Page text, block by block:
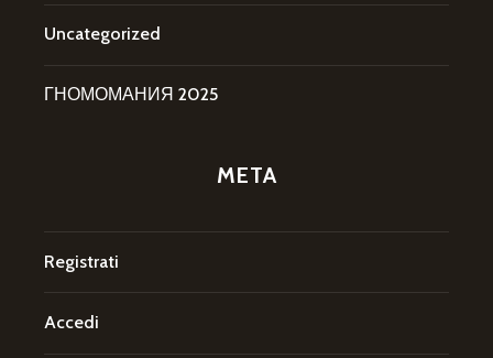
Uncategorized
ГНОМОМАНИЯ 2025
META
Registrati
Accedi